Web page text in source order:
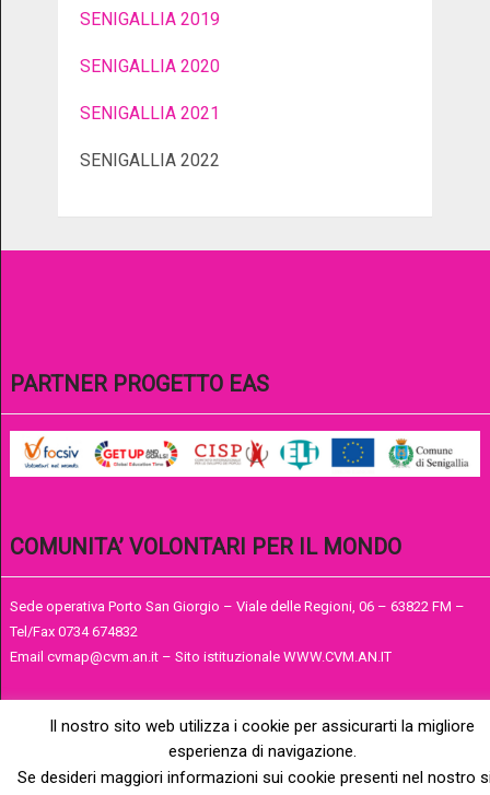
SENIGALLIA 2019
SENIGALLIA 2020
SENIGALLIA 2021
SENIGALLIA 2022
PARTNER PROGETTO EAS
COMUNITA’ VOLONTARI PER IL MONDO
Sede operativa Porto San Giorgio – Viale delle Regioni, 06 – 63822 FM –
Tel/Fax 0734 674832
Email cvmap@cvm.an.it – Sito istituzionale WWW.CVM.AN.IT
Il nostro sito web utilizza i cookie per assicurarti la migliore
esperienza di navigazione.
Se desideri maggiori informazioni sui cookie presenti nel nostro